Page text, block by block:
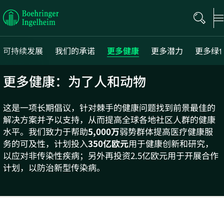
Boehringer
Ingelheim
可持续发展
我们的承诺 更多健康 更多潜力 更多绿
Next
更多健康：为了人和动物
这是一项长期倡议，针对棘手的健康问题找到前景最佳的
解决方案并予以支持，从而提高全球各地社区人群的健康
水平。我们致力于帮助5,000万弱势群体提高医疗健康服
务的可及性，计划投入350亿欧元用于健康创新和研究，
以应对非传染性疾病；另外再投资2.5亿欧元用于开展合作
计划，以防治新型传染病。